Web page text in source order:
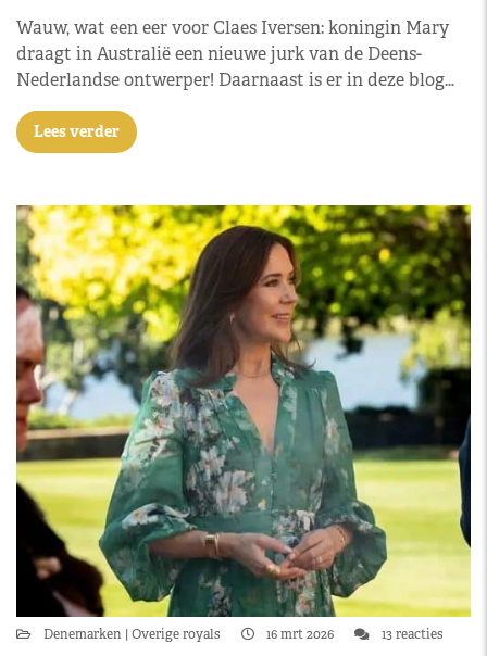
Wauw, wat een eer voor Claes Iversen: koningin Mary
draagt in Australië een nieuwe jurk van de Deens-
Nederlandse ontwerper! Daarnaast is er in deze blog…
Lees verder
Denemarken Overige royals 16 mrt 2026 13 reacties